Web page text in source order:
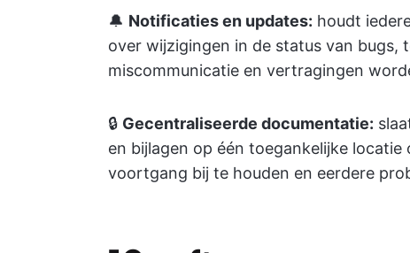
🔔 Notificaties en updates: houdt
over wijzigingen in de status van
miscommunicatie en vertragingen
🔒 Gecentraliseerde documentatie:
en bijlagen op één toegankelijke
voortgang bij te houden en eerdere